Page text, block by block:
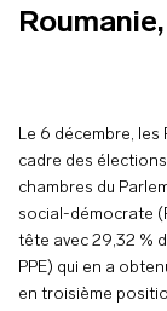
Le 6 décembre, les
cadre des
chambres du
social-démocrate
tête avec 29,32 %
PPE) qui en a
en troisième